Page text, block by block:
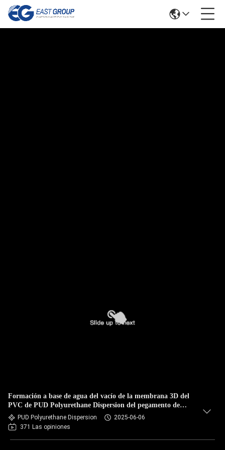
Formación a base de agua del vacío de la membrana 3D del
PVC de PUD Polyurethane Dispersion del pegamento de
madera
PUD Polyurethane Dispersion
2025-06-06
371 Las opiniones